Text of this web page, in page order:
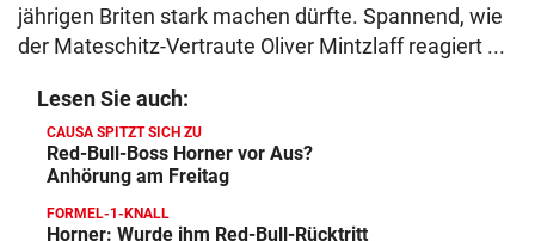
jährigen Briten stark machen dürfte. Spannend, wie
der Mateschitz-Vertraute Oliver Mintzlaff reagiert ...
Lesen Sie auch:
CAUSA SPITZT SICH ZU
Red-Bull-Boss Horner vor Aus?
Anhörung am Freitag
FORMEL-1-KNALL
Horner: Wurde ihm Red-Bull-Rücktritt